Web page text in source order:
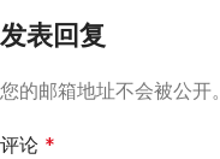
发表回复
您的邮箱地址不会被公开。
评论 *